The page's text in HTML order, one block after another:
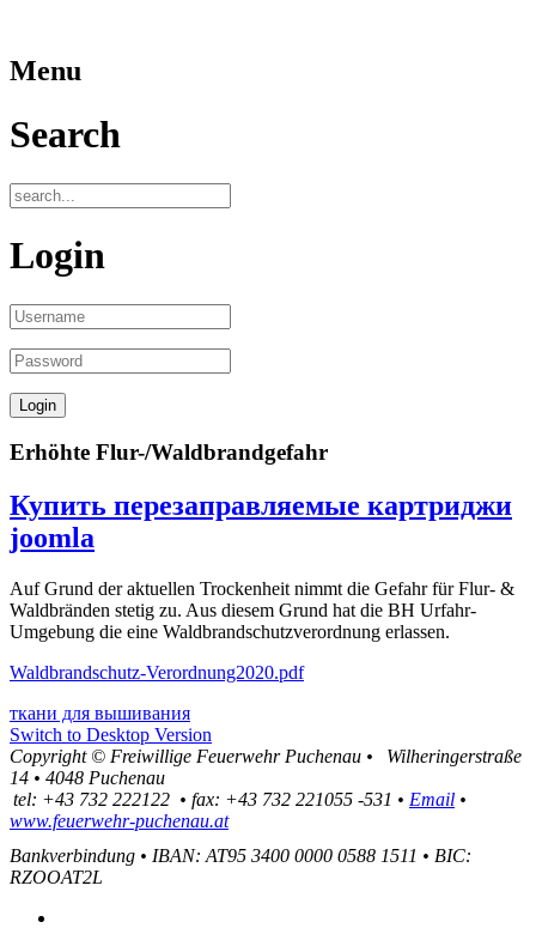
Menu
Search
Login
Erhöhte Flur-/Waldbrandgefahr
Купить перезаправляемые картриджи
joomla
Auf Grund der aktuellen Trockenheit nimmt die Gefahr für Flur- &
Waldbränden stetig zu. Aus diesem Grund hat die BH Urfahr-
Umgebung die eine Waldbrandschutzverordnung erlassen.
Waldbrandschutz-Verordnung2020.pdf
ткани для вышивания
Switch to Desktop Version
Copyright © Freiwillige Feuerwehr Puchenau •
Wilheringerstraße
14 • 4048 Puchenau
tel: +43 732 222122 • fax: +43 732 221055 -531 • Email •
www.feuerwehr-puchenau.at
Bankverbindung • IBAN: AT95 3400 0000 0588 1511 • BIC:
RZOOAT2L